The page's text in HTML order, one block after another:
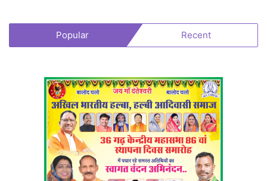
Popular Recent